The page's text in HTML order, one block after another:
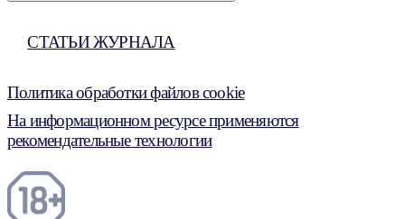
СТАТЬИ ЖУРНАЛА
Политика обработки файлов cookie
На информационном ресурсе применяются
рекомендательные технологии